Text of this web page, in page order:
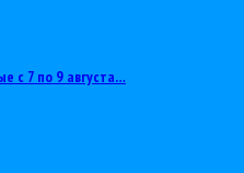
с 7 по 9 августа…